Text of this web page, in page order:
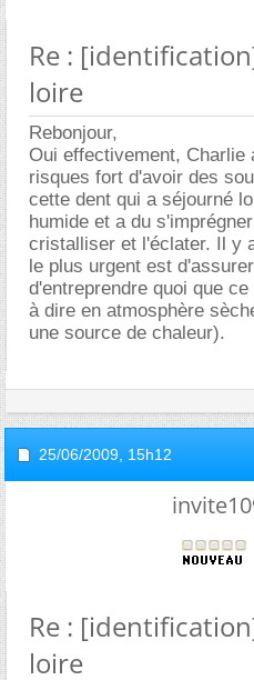
Re :
loire
Rebonjour,
Oui effectivement, Charlie
risques fort d'avoir des
cette dent qui a séjourné
humide et a du
cristalliser et l'éclater. Il y
le plus urgent est
d'entreprendre quoi que
à dire en atmosphère
une source de chaleur).
25/06/2009, 15h12
Re :
loire